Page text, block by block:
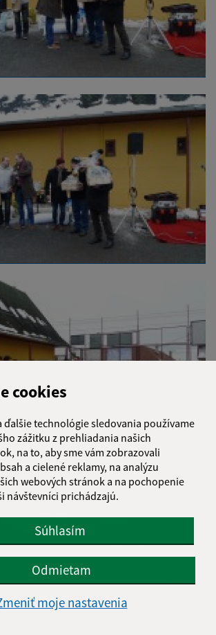
cookies
ďalšie technológie sledovania používame
zážitku z prehliadania našich
na to, aby sme vám zobrazovali
a cielené reklamy, na analýzu
webových stránok a na pochopenie
návštevníci prichádzajú.
Súhlasím
Odmietam
moje nastavenia